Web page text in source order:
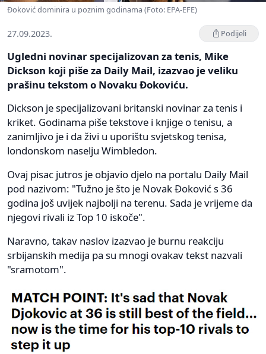
Đoković dominira u poznim godinama (Foto: EPA-EFE)
27.09.2023. Podijeli
Ugledni novinar specijalizovan za tenis, Mike
Dickson koji piše za Daily Mail, izazvao je veliku
prašinu tekstom o Novaku Đokoviću.
Dickson je specijalizovani britanski novinar za tenis i
kriket. Godinama piše tekstove i knjige o tenisu, a
zanimljivo je i da živi u uporištu svjetskog tenisa,
londonskom naselju Wimbledon.
Ovaj pisac jutros je objavio djelo na portalu Daily Mail
pod nazivom: "Tužno je što je Novak Đoković s 36
godina još uvijek najbolji na terenu. Sada je vrijeme da
njegovi rivali iz Top 10 iskoče".
Naravno, takav naslov izazvao je burnu reakciju
srbijanskih medija pa su mnogi ovakav tekst nazvali
"sramotom".